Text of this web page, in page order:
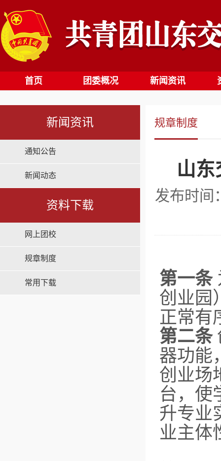
首页 团委概况 新闻资讯
新闻资讯
通知公告
新闻动态
资料下载
网上团校
规章制度
常用下载
规章制度
山
发布时间
第一条
创业园
正常有
第二条
器功能
创业场
台，使
升专业
业主体